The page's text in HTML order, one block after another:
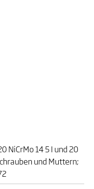
NiCrMo 14 5 I und 20
und Muttern;